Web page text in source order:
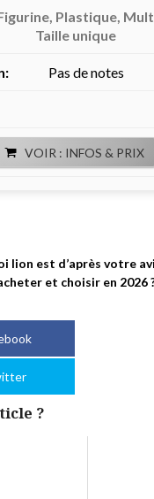
Plastique,
Taille unique
Pas de notes
VOIR : INFOS & PRIX
lion est d’après votre
et choisir en 2026
?